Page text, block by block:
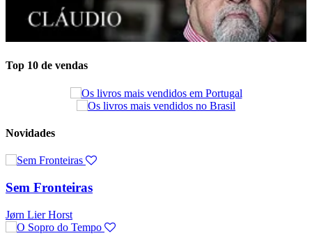
Top 10 de vendas
Novidades
Sem Fronteiras
Jørn Lier Horst